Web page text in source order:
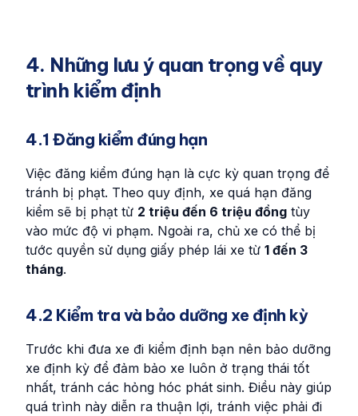
4. Những lưu ý quan trọng về quy
trình kiểm định
4.1 Đăng kiểm đúng hạn
Việc đăng kiểm đúng hạn là cực kỳ quan trọng để
tránh bị phạt. Theo quy định, xe quá hạn đăng
kiểm sẽ bị phạt từ 2 triệu đến 6 triệu đồng tùy
vào mức độ vi phạm. Ngoài ra, chủ xe có thể bị
tước quyền sử dụng giấy phép lái xe từ 1 đến 3
tháng.
4.2 Kiểm tra và bảo dưỡng xe định kỳ
Trước khi đưa xe đi kiểm định bạn nên bảo dưỡng
xe định kỳ để đảm bảo xe luôn ở trạng thái tốt
nhất, tránh các hỏng hóc phát sinh. Điều này giúp
quá trình này diễn ra thuận lợi, tránh việc phải đi